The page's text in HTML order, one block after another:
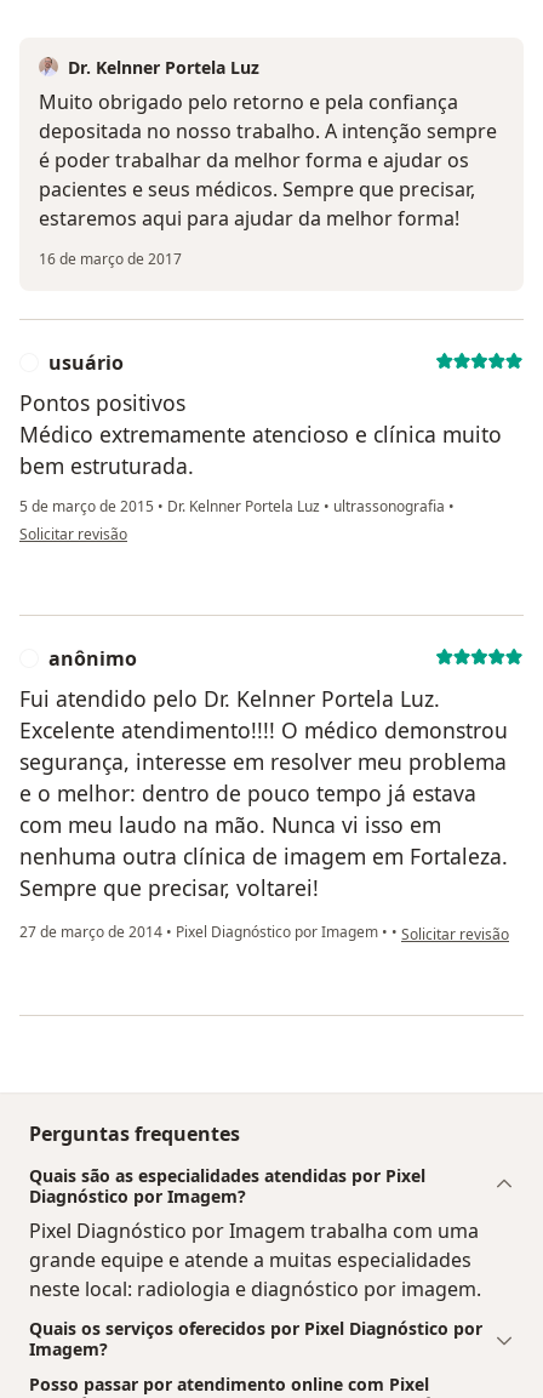
Dr. Kelnner Portela Luz
Muito obrigado pelo retorno e pela confiança
depositada no nosso trabalho. A intenção sempre
é poder trabalhar da melhor forma e ajudar os
pacientes e seus médicos. Sempre que precisar,
estaremos aqui para ajudar da melhor forma!
16 de março de 2017
usuário
Pontos positivos
Médico extremamente atencioso e clínica muito
bem estruturada.
5 de março de 2015 • Dr. Kelnner Portela Luz • ultrassonografia •
na opinião do utilizador usuário
Solicitar revisão
anônimo
Fui atendido pelo Dr. Kelnner Portela Luz.
Excelente atendimento!!!! O médico demonstrou
segurança, interesse em resolver meu problema
e o melhor: dentro de pouco tempo já estava
com meu laudo na mão. Nunca vi isso em
nenhuma outra clínica de imagem em Fortaleza.
Sempre que precisar, voltarei!
27 de março de 2014 • Pixel Diagnóstico por Imagem • • na opinião do
Solicitar revisão
Perguntas frequentes
Quais são as especialidades atendidas por Pixel
Diagnóstico por Imagem?
Pixel Diagnóstico por Imagem trabalha com uma
grande equipe e atende a muitas especialidades
neste local: radiologia e diagnóstico por imagem.
Quais os serviços oferecidos por Pixel Diagnóstico por
Imagem?
Posso passar por atendimento online com Pixel